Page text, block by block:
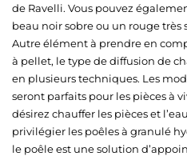
de Ravelli. Vous pouvez
beau noir sobre ou un rouge très
Autre élément à prendre en
à pellet, le type de diffusion de
en plusieurs techniques. Les
seront parfaits pour les pièces à
désirez chauffer les pièces et
privilégier les poêles à granulé
le poêle est une solution